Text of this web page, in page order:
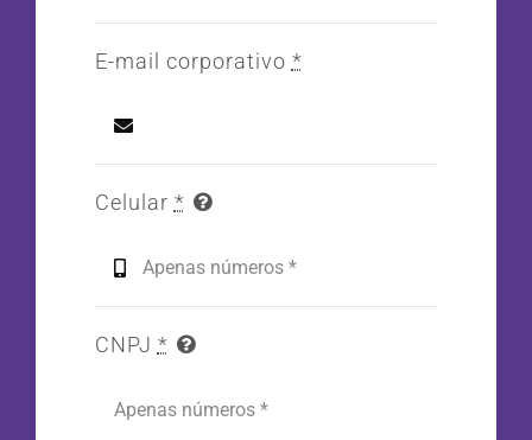
E-mail corporativo *
Celular *
CNPJ *